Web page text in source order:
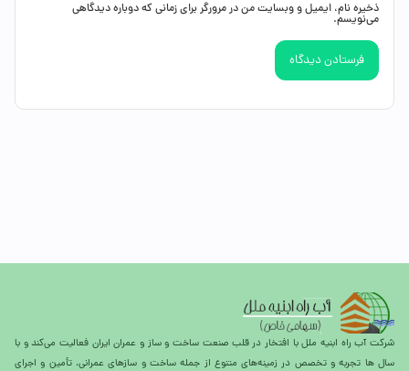
ذخیره نام، ایمیل و وبسایت من در مرورگر برای زمانی که دوباره دیدگاهی
می‌نویسم.
شرکت آب راه ابنیه ملل با افتخار در قلب صنعت ساخت و ساز و عمران ایران فعالیت می‌کند و با
سال ها تجربه و تخصص در زمینه‌های متنوع از جمله ساخت و سازهای عمرانی، تأمین و اجرای